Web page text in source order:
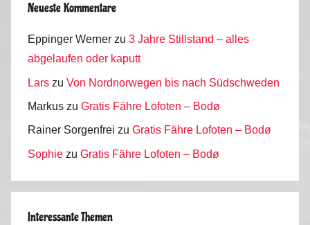
Neueste Kommentare
Eppinger Werner zu 3 Jahre Stillstand – alles
abgelaufen oder kaputt
Lars zu Von Nordnorwegen bis nach Südschweden
Markus zu Gratis Fähre Lofoten – Bodø
Rainer Sorgenfrei zu Gratis Fähre Lofoten – Bodø
Sophie zu Gratis Fähre Lofoten – Bodø
Interessante Themen